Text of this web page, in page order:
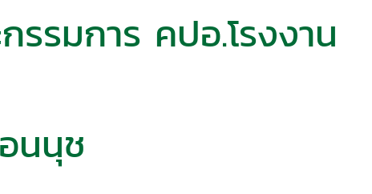
รรมการ​ คปอ.​โรงงาน
นนุช